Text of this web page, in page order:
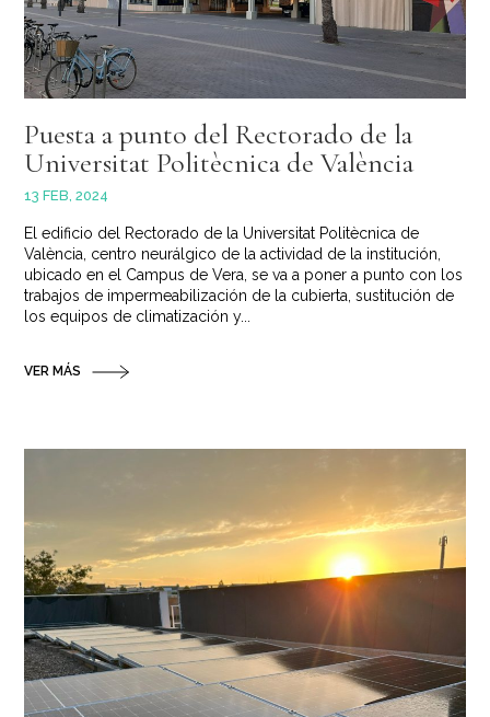
Puesta a punto del Rectorado de la
Universitat Politècnica de València
13 FEB, 2024
El edificio del Rectorado de la Universitat Politècnica de
València, centro neurálgico de la actividad de la institución,
ubicado en el Campus de Vera, se va a poner a punto con los
trabajos de impermeabilización de la cubierta, sustitución de
los equipos de climatización y...
VER MÁS